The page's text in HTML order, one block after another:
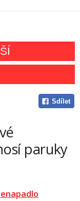
Sdílet
paruky